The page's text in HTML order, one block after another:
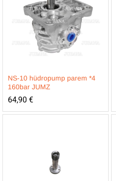
NS-10 hüdropump parem *4
160bar JUMZ
64,90 €